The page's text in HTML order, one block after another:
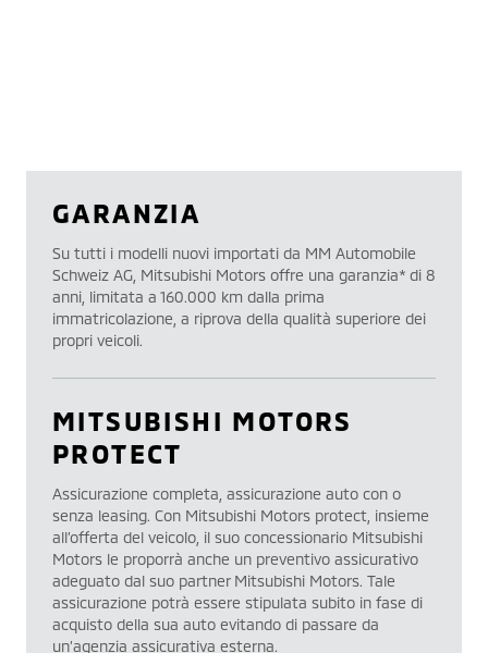
GARANZIA
Su tutti i modelli nuovi importati da MM Automobile
Schweiz AG, Mitsubishi Motors offre una garanzia* di 8
anni, limitata a 160.000 km dalla prima
immatricolazione, a riprova della qualità superiore dei
propri veicoli.
MITSUBISHI MOTORS
PROTECT
Assicurazione completa, assicurazione auto con o
senza leasing. Con Mitsubishi Motors protect, insieme
all’offerta del veicolo, il suo concessionario Mitsubishi
Motors le proporrà anche un preventivo assicurativo
adeguato dal suo partner Mitsubishi Motors. Tale
assicurazione potrà essere stipulata subito in fase di
acquisto della sua auto evitando di passare da
un’agenzia assicurativa esterna.